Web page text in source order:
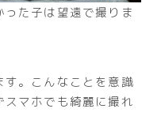
た子は望遠で撮りま
。こんなことを意識
マホでも綺麗に撮れ